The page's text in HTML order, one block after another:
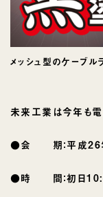
メッシュ型のケーブ
未来工業は今年も
●会 期：平成26年
●時 間：初日